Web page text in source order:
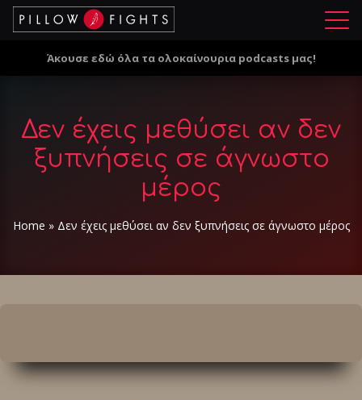
Μ
ο
Άκουσε εδώ όλα τα ολοκαίνουρια podcasts μας!
Δεν έχεις μεθύσει αν δεν
ξυπνήσεις σε άγνωστο
μέρος
Home » Δεν έχεις μεθύσει αν δεν ξυπνήσεις σε άγνωστο μέρος